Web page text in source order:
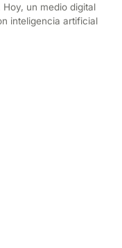
Hoy, un medio digital
inteligencia artificial